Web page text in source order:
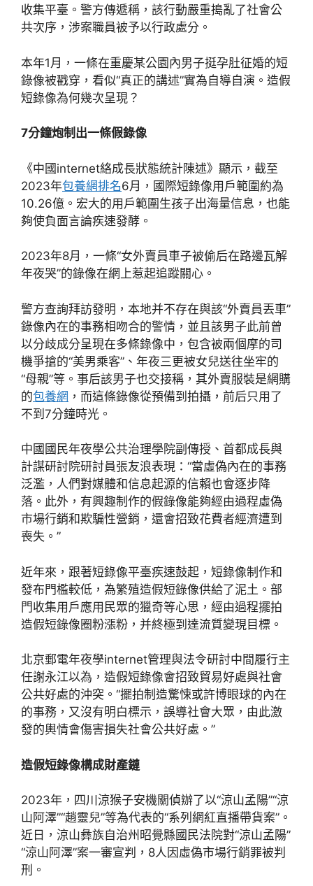
收集平臺。警方傳遞稱，該行動嚴重搗亂了社會公
共次序，涉案職員被予以行政處分。
本年1月，一條在重慶某公園內男子挺孕肚征婚的短
錄像被戳穿，看似“真正的講述”實為自導自演。造假
短錄像為何幾次呈現？
7分鐘炮制出一條假錄像
《中國internet絡成長狀態統計陳述》顯示，截至
2023年包養網排名6月，國際短錄像用戶範圍約為
10.26億。宏大的用戶範圍生孩子出海量信息，也能
夠使負面言論疾速發酵。
2023年8月，一條“女外賣員車子被偷后在路邊瓦解
年夜哭”的錄像在網上惹起追蹤關心。
警方查詢拜訪發明，本地并不存在與該“外賣員丟車”
錄像內在的事務相吻合的警情，並且該男子此前曾
以分歧成分呈現在多條錄像中，包含被兩個摩的司
機爭搶的“美男乘客”、年夜三更被女兒送往坐牢的
“母親”等。事后該男子也交接稱，其外賣服裝是網購
的包養網 ，而這條錄像從預備到拍攝，前后只用了
不到7分鐘時光。
中國國民年夜學公共治理學院副傳授、首都成長與
計謀研討院研討員張友浪表現：“當虛偽內在的事務
泛濫，人們對媒體和信息起源的信賴也會逐步降
落。此外，有興趣制作的假錄像能夠經由過程虛偽
市場行銷和欺騙性營銷，還會招致花費者經濟遭到
喪失。”
近年來，跟著短錄像平臺疾速鼓起，短錄像制作和
發布門檻較低，為繁殖造假短錄像供給了泥土。部
門收集用戶應用民眾的獵奇等心思，經由過程擺拍
造假短錄像圈粉漲粉，并終極到達流質變現目標。
北京郵電年夜學internet管理與法令研討中間履行主
任謝永江以為，造假短錄像會招致貿易好處與社會
公共好處的沖突。“擺拍制造驚悚或許博眼球的內在
的事務，又沒有明白標示，誤導社會大眾，由此激
發的輿情會傷害損失社會公共好處。”
造假短錄像構成財產鏈
2023年，四川涼猴子安機關偵辦了以“涼山孟陽”“涼
山阿澤”“趙靈兒”等為代表的“系列網紅直播帶貨案”。
近日，涼山彝族自治州昭覺縣國民法院對“涼山孟陽”
“涼山阿澤”案一審宣判，8人因虛偽市場行銷罪被判
刑。